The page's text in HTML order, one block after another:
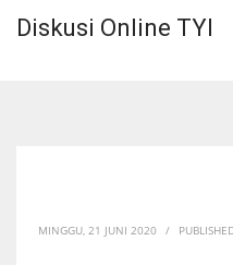
Diskusi Online TYI
MINGGU, 21 JUNI 2020 /